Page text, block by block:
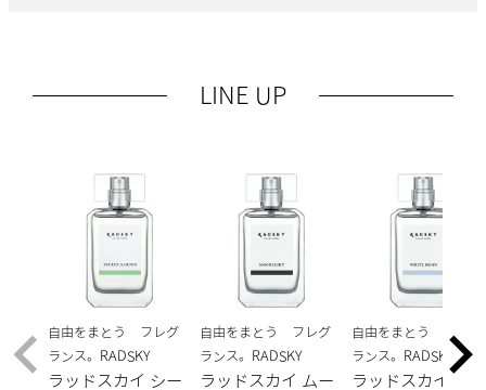
LINE UP
自由をまとう フレグ
ランス。RADSKY
ラッドスカイ シー
自由をまとう フレグ
ランス。RADSKY
ラッドスカイ ムー
自由をまとう フレグ
ランス。RADSKY
ラッドスカイ ホワ